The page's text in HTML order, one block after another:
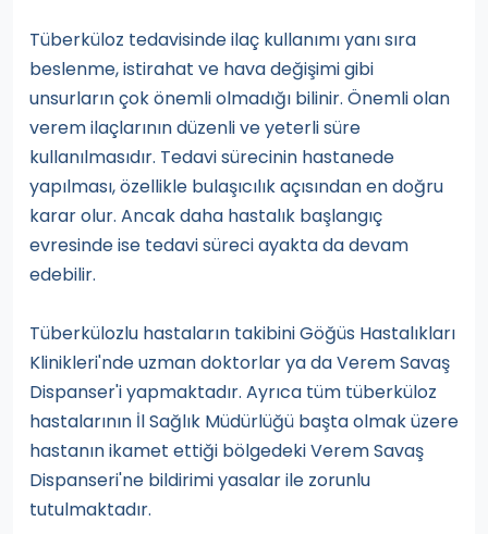
Tüberküloz tedavisinde ilaç kullanımı yanı sıra
beslenme, istirahat ve hava değişimi gibi
unsurların çok önemli olmadığı bilinir. Önemli olan
verem ilaçlarının düzenli ve yeterli süre
kullanılmasıdır. Tedavi sürecinin hastanede
yapılması, özellikle bulaşıcılık açısından en doğru
karar olur. Ancak daha hastalık başlangıç
evresinde ise tedavi süreci ayakta da devam
edebilir.
Tüberkülozlu hastaların takibini Göğüs Hastalıkları
Klinikleri'nde uzman doktorlar ya da Verem Savaş
Dispanser'i yapmaktadır. Ayrıca tüm tüberküloz
hastalarının İl Sağlık Müdürlüğü başta olmak üzere
hastanın ikamet ettiği bölgedeki Verem Savaş
Dispanseri'ne bildirimi yasalar ile zorunlu
tutulmaktadır.